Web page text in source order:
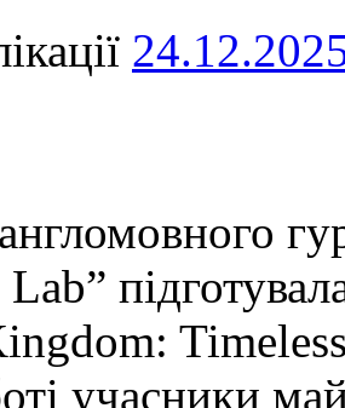
учасники